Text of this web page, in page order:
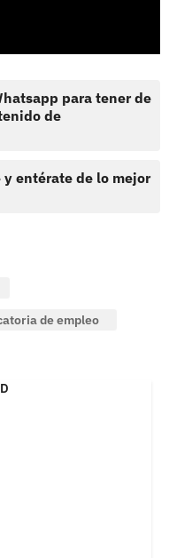
para tener de
de
y entérate de lo mejor
de empleo